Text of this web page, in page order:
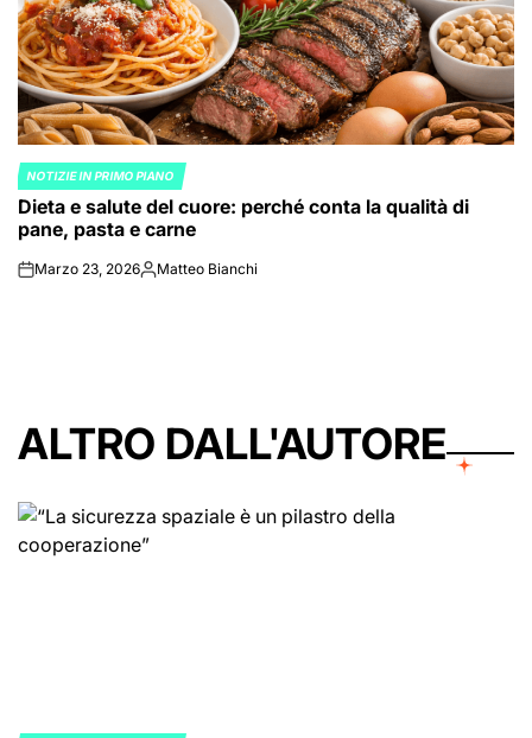
POSTED
IN
NOTIZIE IN PRIMO PIANO
Dieta e salute del cuore: perché conta la qualità di
pane, pasta e carne
onMarzo 23, 2026Posted
Matteo Bianchi
ALTRO DALL'AUTORE